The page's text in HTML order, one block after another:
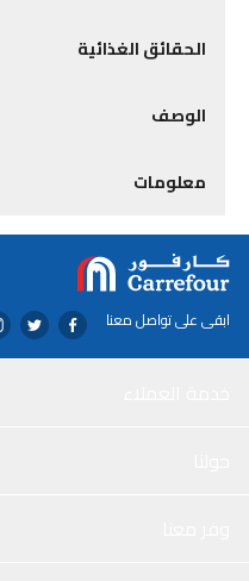
الحقائق الغذائية
الوصف
معلومات
ابقى على تواصل معنا